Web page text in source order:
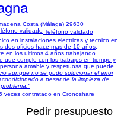
Costa (Málaga) 29630
Teléfono validado
en instalaciones electricas y tecnico en
dos oficios hace mas de 10 años,
en los ultimos 4 años trabajando
que cumple con los trabajos en tiempo y
amable y respetuosa que puede...
aunque no se pudo solucionar el error
a pesar de la limpieza de
veces contratado en Cronoshare
Pedir presupuesto